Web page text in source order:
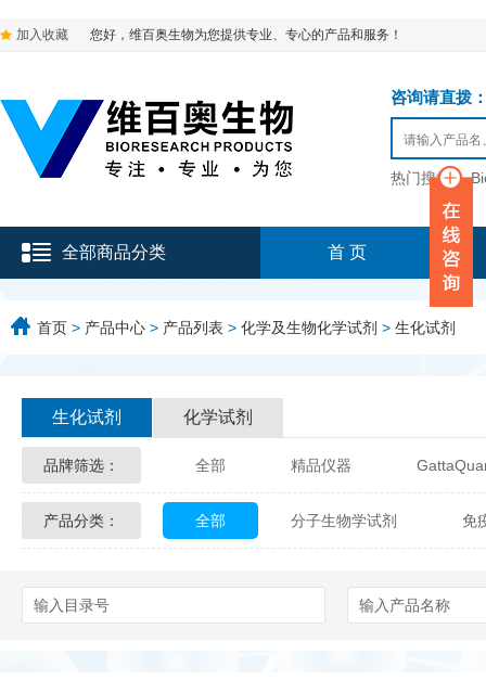
加入收藏 您好，维百奥生物为您提供专业、专心的产品和服务！
咨询请直拨
热门搜索：
全部商品分类 首 页
首页 > 产品中心 > 产品列表 > 化学及生物化学试剂 > 生化试剂
生化试剂 化学试剂
品牌筛选： 全部 精品仪器
Glycon Biochem Sterlitech
产品分类： 全部 分子生物学试剂 免